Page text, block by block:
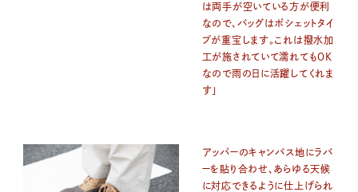
は両手が空いている方が便利
なので、バッグはポシェットタイ
プが重宝します。これは撥水加
工が施されていて濡れてもOK
なので雨の日に活躍してくれま
す」
アッパーのキャンバス地にラバ
ーを貼り合わせ、あらゆる天候
に対応できるように仕上げられ